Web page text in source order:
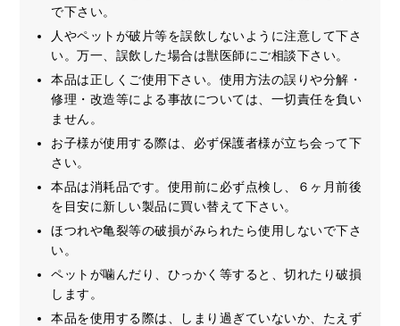
で下さい。
人やペットが破片等を誤飲しないように注意して下さ
い。万一、誤飲した場合は獣医師にご相談下さい。
本品は正しくご使用下さい。使用方法の誤りや分解・
修理・改造等による事故については、一切責任を負い
ません。
お子様が使用する際は、必ず保護者様が立ち会って下
さい。
本品は消耗品です。使用前に必ず点検し、６ヶ月前後
を目安に新しい製品に買い替えて下さい。
ほつれや亀裂等の破損がみられたら使用しないで下さ
い。
ペットが噛んだり、ひっかく等すると、切れたり破損
します。
本品を使用する際は、しまり過ぎていないか、たえず